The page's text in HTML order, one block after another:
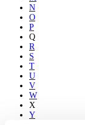
N
O
P
Q
R
S
T
U
V
W
X
Y